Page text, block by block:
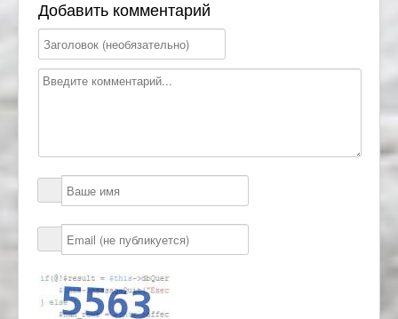
Добавить комментарий